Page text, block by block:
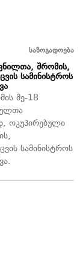
საზოგადოება
შრომის,
სამინისტროს
მე-18
ოკუპირებული
სამინისტროს